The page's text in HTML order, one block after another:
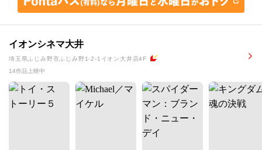
イオンシネマ大井
埼玉県ふじみ野市ふじみ野1-2-1イオン大井店4F
14作品上映中